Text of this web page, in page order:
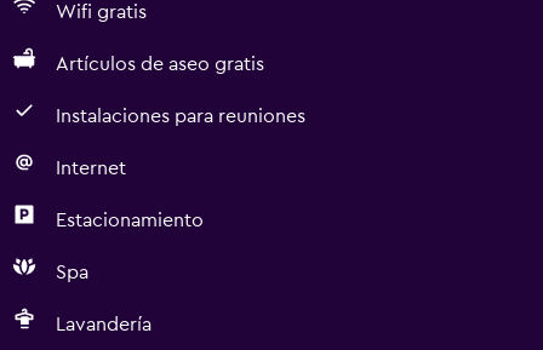
Wifi gratis
Artículos de aseo gratis
Instalaciones para reuniones
Internet
Estacionamiento
Spa
Lavandería